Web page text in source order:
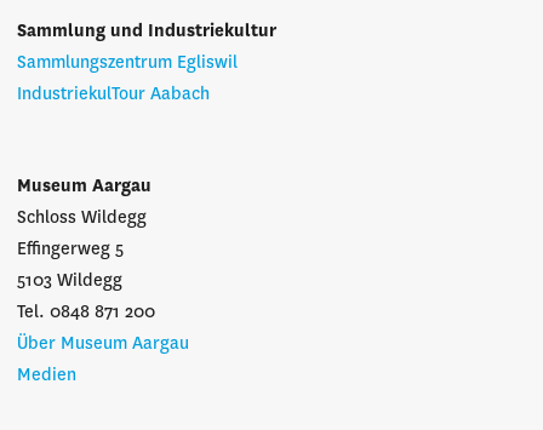
Sammlung und Industriekultur
Sammlungszentrum Egliswil
IndustriekulTour Aabach
Museum Aargau
Schloss Wildegg
Effingerweg 5
5103 Wildegg
Tel. 0848 871 200
Über Museum Aargau
Medien